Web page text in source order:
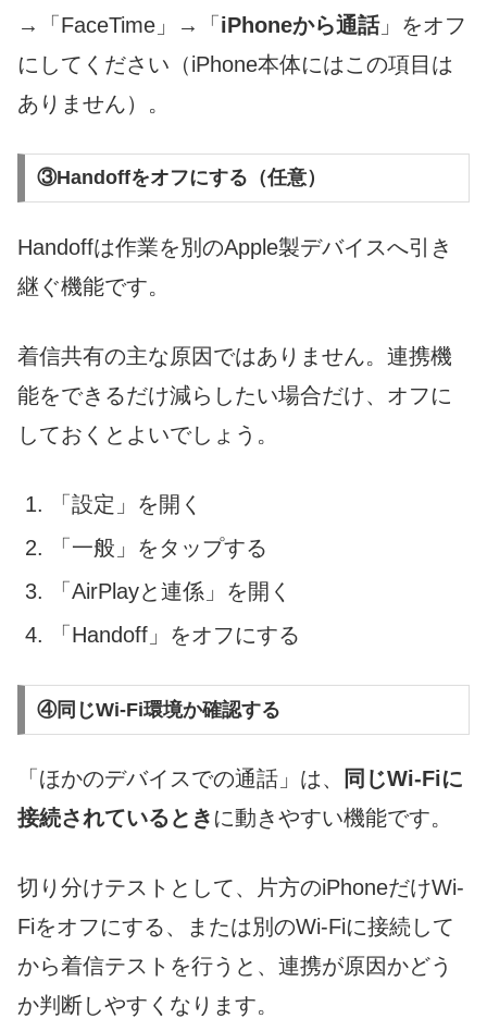
→「FaceTime」→「iPhoneから通話」をオフ
にしてください（iPhone本体にはこの項目は
ありません）。
③Handoffをオフにする（任意）
Handoffは作業を別のApple製デバイスへ引き
継ぐ機能です。
着信共有の主な原因ではありません。連携機
能をできるだけ減らしたい場合だけ、オフに
しておくとよいでしょう。
「設定」を開く
「一般」をタップする
「AirPlayと連係」を開く
「Handoff」をオフにする
④同じWi-Fi環境か確認する
「ほかのデバイスでの通話」は、
同じWi-Fiに
接続されているとき に動きやすい機能です。
切り分けテストとして、片方のiPhoneだけWi-
Fiをオフにする、または別のWi-Fiに接続して
から着信テストを行うと、連携が原因かどう
か判断しやすくなります。